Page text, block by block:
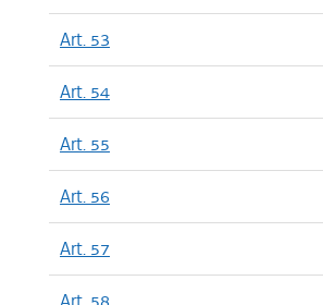
Art. 53
Art. 54
Art. 55
Art. 56
Art. 57